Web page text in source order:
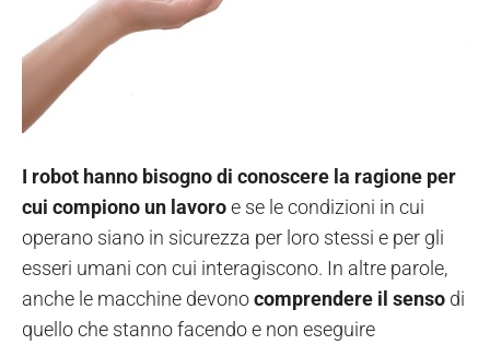
I robot hanno bisogno di conoscere la ragione per
cui compiono un lavoroe se le condizioni in cui
operano siano in sicurezza per loro stessi e per gli
esseri umani con cui interagiscono. In altre parole,
anche le macchine devonocomprendere il senso di
quello che stanno facendo e non eseguire